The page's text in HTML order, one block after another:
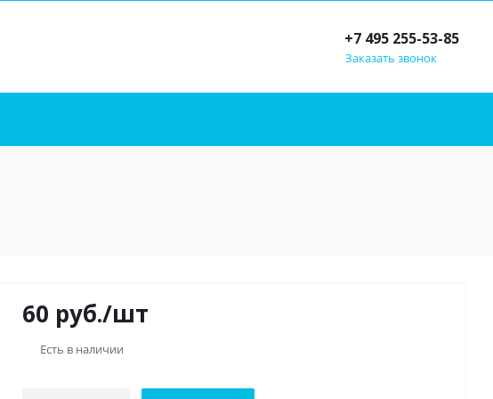
+7 495 255-53-85
Заказать звонок
60 руб./шт
Есть в наличии